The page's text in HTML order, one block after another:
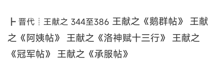
┣ 晋代┊王献之 344至386 王献之《鹅群帖》 王献
之《阿姨帖》 王献之《洛神赋十三行》 王献之
《冠军帖》 王献之《承服帖》